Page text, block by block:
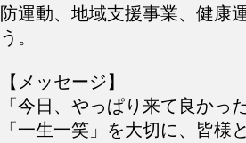
防運動、地域支援事業、健康
う。
【メッセージ】
「今日、やっぱり来て良か
「一生一笑」を大切に、皆様